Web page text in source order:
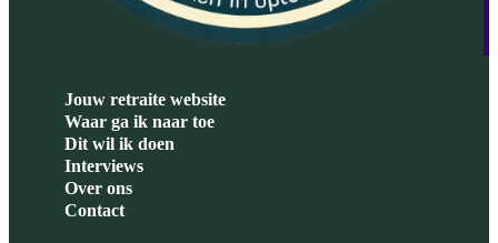
Jouw retraite website
Waar ga ik naar toe
Dit wil ik doen
Interviews
Over ons
Contact